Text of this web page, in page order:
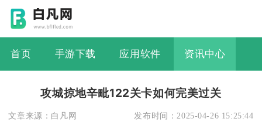
首页 手游下载 应用软件 资讯中心
攻城掠地辛毗122关卡如何完美过关
文章来源： 白凡网 发布时间： 2025-04-26 15:25:44